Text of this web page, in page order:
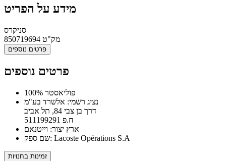
מידע על הפריט
סניקרס
מק"ט 850719694
פרטים נוספים
פרטים נוספים
100% פוליאסטר
נציג רשמי: אלשרד בע"מ
דרך בן צבי 84, תל אביב
ח.פ 511199291
ארץ יצור: וייטנאם
שם ספק: Lacoste Opérations S.A
זמינות בחנויות